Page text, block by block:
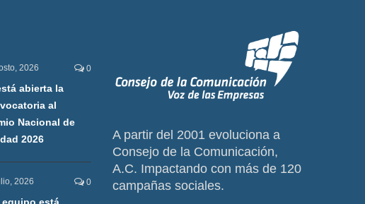
2026 0
abierta la
al
Nacional de
2026
2026 0
A partir del 2001 evoluciona a
Consejo de la Comunicación,
A.C. Impactando con más de 120
campañas sociales.